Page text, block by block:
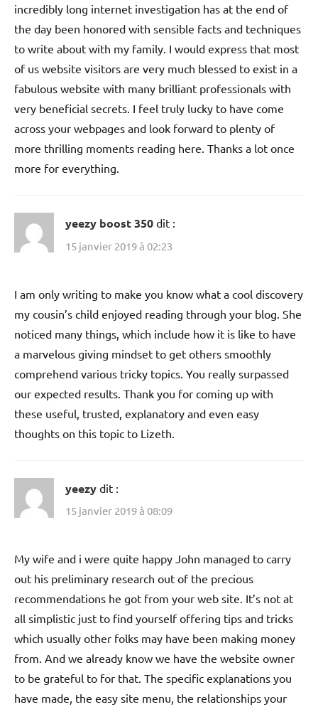
incredibly long internet investigation has at the end of
the day been honored with sensible facts and techniques
to write about with my family. I would express that most
of us website visitors are very much blessed to exist in a
fabulous website with many brilliant professionals with
very beneficial secrets. I feel truly lucky to have come
across your webpages and look forward to plenty of
more thrilling moments reading here. Thanks a lot once
more for everything.
yeezy boost 350 dit :
15 janvier 2019 à 02:23
I am only writing to make you know what a cool discovery
my cousin’s child enjoyed reading through your blog. She
noticed many things, which include how it is like to have
a marvelous giving mindset to get others smoothly
comprehend various tricky topics. You really surpassed
our expected results. Thank you for coming up with
these useful, trusted, explanatory and even easy
thoughts on this topic to Lizeth.
yeezy dit :
15 janvier 2019 à 08:09
My wife and i were quite happy John managed to carry
out his preliminary research out of the precious
recommendations he got from your web site. It’s not at
all simplistic just to find yourself offering tips and tricks
which usually other folks may have been making money
from. And we already know we have the website owner
to be grateful to for that. The specific explanations you
have made, the easy site menu, the relationships your